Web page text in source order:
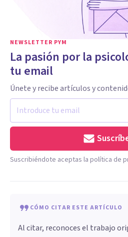
NEWSLETTER PYM
La pasión por la
tu email
Únete y recibe artículos y
Suscribiéndote aceptas la política de
CÓMO CITAR ESTE ARTÍCULO
Al citar, reconoces el trabajo